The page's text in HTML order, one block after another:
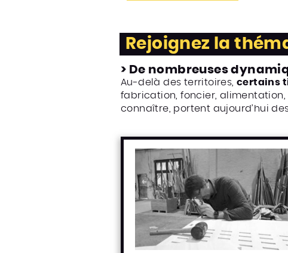
Rejoignez la
> De nombreuses
Au-delà des territoires, certains
fabrication, foncier, alimentation,
connaître, portent aujourd’hui